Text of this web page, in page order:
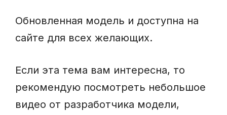
Обновленная модель и доступна на
сайте для всех желающих.
Если эта тема вам интересна, то
рекомендую посмотреть небольшое
видео от разработчика модели,